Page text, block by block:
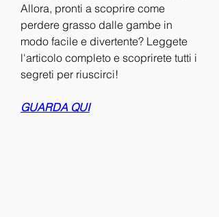
Allora, pronti a scoprire come
perdere grasso dalle gambe in
modo facile e divertente? Leggete
l'articolo completo e scoprirete tutti i
segreti per riuscirci!
GUARDA QUI